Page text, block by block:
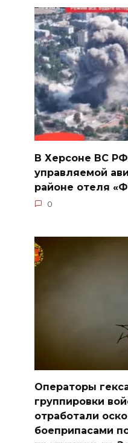
В Херсоне ВС
управляемой
районе отеля
0
Операторы
группировки
отработали
боеприпасами